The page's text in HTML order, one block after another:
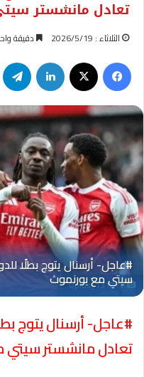
تعادل مانشستر
الثلاثاء : 2026/5/19 دقيقة
فيسبوك لينكدإن
Oplus_131072
#عاجل- أرسنال يتوج
تعادل مانشستر سيتي